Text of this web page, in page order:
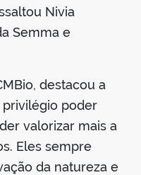
Nivia
Semma e
destacou a
privilégio poder
valorizar mais a
Eles sempre
da natureza e